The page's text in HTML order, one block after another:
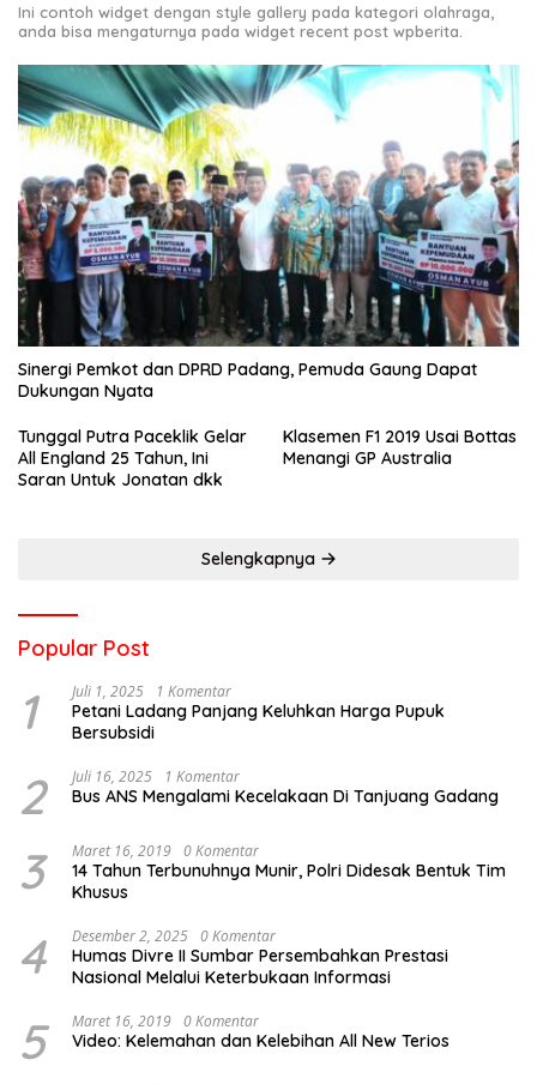
Ini contoh widget dengan style gallery pada kategori olahraga,
anda bisa mengaturnya pada widget recent post wpberita.
Sinergi Pemkot dan DPRD Padang, Pemuda Gaung Dapat
Dukungan Nyata
Tunggal Putra Paceklik Gelar
All England 25 Tahun, Ini
Saran Untuk Jonatan dkk
Klasemen F1 2019 Usai Bottas
Menangi GP Australia
Selengkapnya
Popular Post
1 Juli 1, 2025 1 Komentar
Petani Ladang Panjang Keluhkan Harga Pupuk
Bersubsidi
2 Juli 16, 2025 1 Komentar
Bus ANS Mengalami Kecelakaan Di Tanjuang Gadang
3 Maret 16, 2019 0 Komentar
14 Tahun Terbunuhnya Munir, Polri Didesak Bentuk Tim
Khusus
4 Desember 2, 2025 0 Komentar
Humas Divre II Sumbar Persembahkan Prestasi
Nasional Melalui Keterbukaan Informasi
5 Maret 16, 2019 0 Komentar
Video: Kelemahan dan Kelebihan All New Terios